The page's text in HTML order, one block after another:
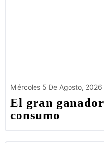
Miércoles 5 De Agosto, 2026
El gran
consumo